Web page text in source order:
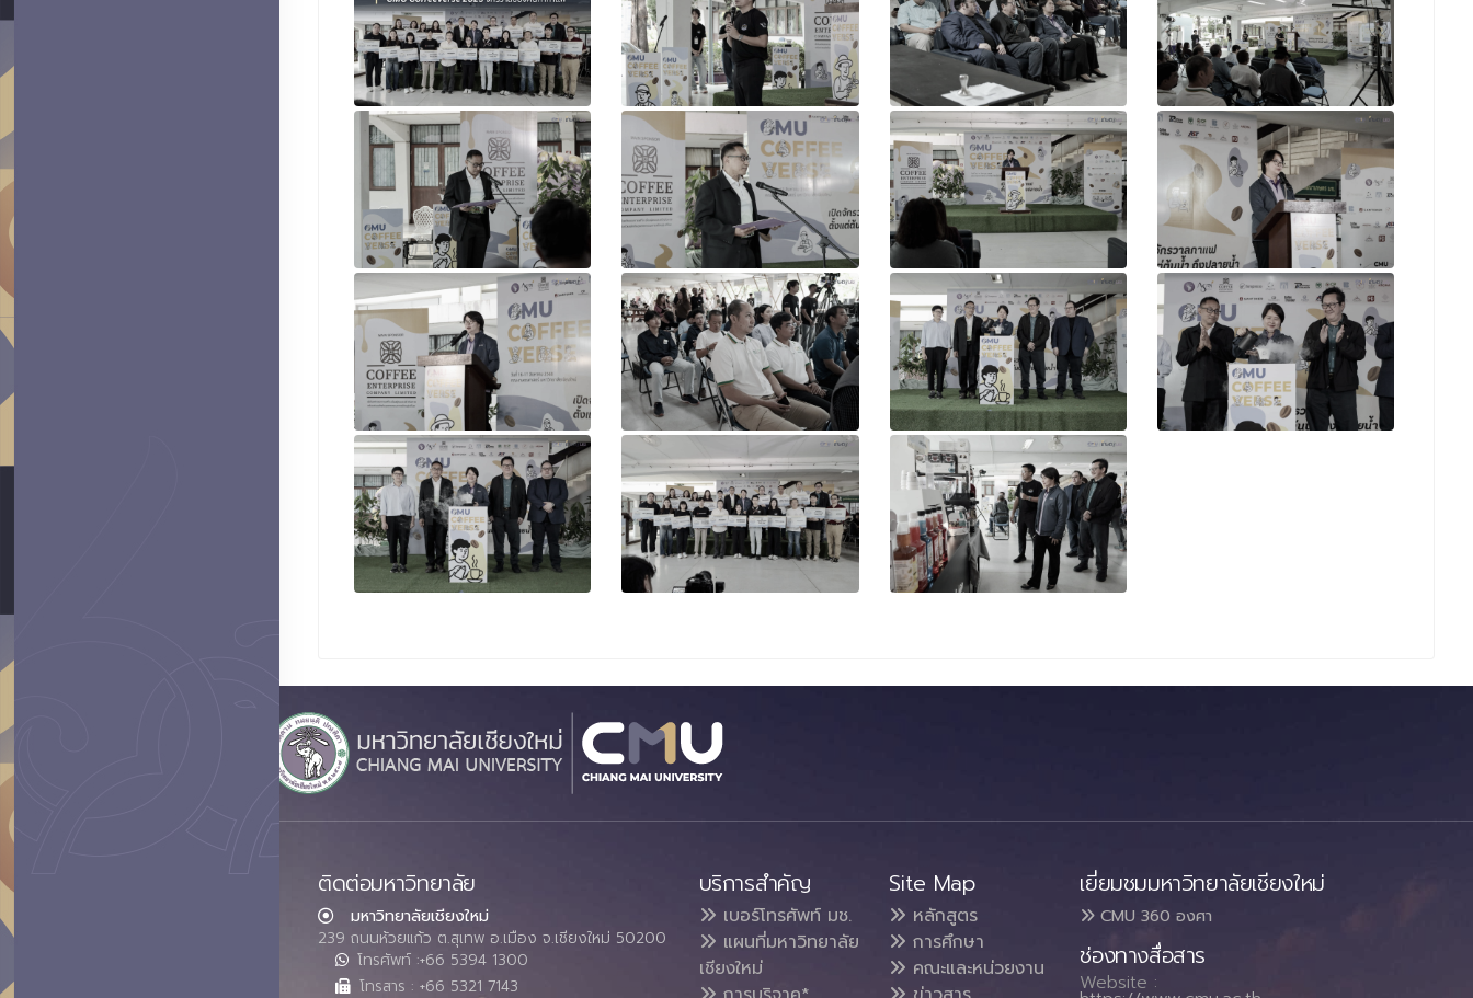
ติดต่อมหาวิทยาลัย
มหาวิทยาลัยเชียงใหม่
239 ถนนห้วยแก้ว ต.สุเทพ อ.เมือง จ.เชียงใหม่ 50200
โทรศัพท์ :+66 5394 1300
โทรสาร : +66 5321 7143
บริการสำคัญ
เบอร์โทรศัพท์ มช.
แผนที่มหาวิทยาลัย
เชียงใหม่
Site Map
หลักสูตร
การศึกษา
คณะและหน่วยงาน
เยี่ยมชมมหาวิทยาลัยเชียงใหม่
CMU 360 องศา
ช่องทางสื่อสาร
Website :